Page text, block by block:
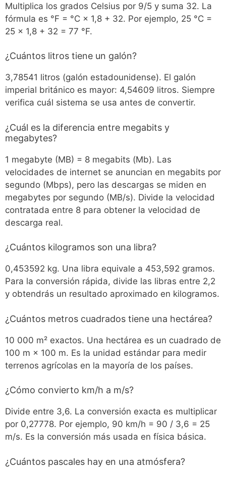
Multiplica los grados Celsius por 9/5 y suma 32. La
fórmula es °F = °C × 1,8 + 32. Por ejemplo, 25 °C =
25 × 1,8 + 32 = 77 °F.
¿Cuántos litros tiene un galón?
3,78541 litros (galón estadounidense). El galón
imperial británico es mayor: 4,54609 litros. Siempre
verifica cuál sistema se usa antes de convertir.
¿Cuál es la diferencia entre megabits y
megabytes?
1 megabyte (MB) = 8 megabits (Mb). Las
velocidades de internet se anuncian en megabits por
segundo (Mbps), pero las descargas se miden en
megabytes por segundo (MB/s). Divide la velocidad
contratada entre 8 para obtener la velocidad de
descarga real.
¿Cuántos kilogramos son una libra?
0,453592 kg. Una libra equivale a 453,592 gramos.
Para la conversión rápida, divide las libras entre 2,2
y obtendrás un resultado aproximado en kilogramos.
¿Cuántos metros cuadrados tiene una hectárea?
10 000 m² exactos. Una hectárea es un cuadrado de
100 m × 100 m. Es la unidad estándar para medir
terrenos agrícolas en la mayoría de los países.
¿Cómo convierto km/h a m/s?
Divide entre 3,6. La conversión exacta es multiplicar
por 0,27778. Por ejemplo, 90 km/h = 90 / 3,6 = 25
m/s. Es la conversión más usada en física básica.
¿Cuántos pascales hay en una atmósfera?